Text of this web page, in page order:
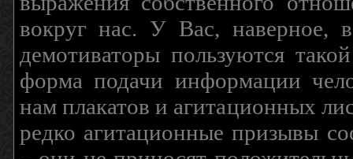
вокруг нас. У Вас, наверное,
демотиваторы пользуются
форма подачи информации
нам плакатов и агитационных
редко агитационные призывы